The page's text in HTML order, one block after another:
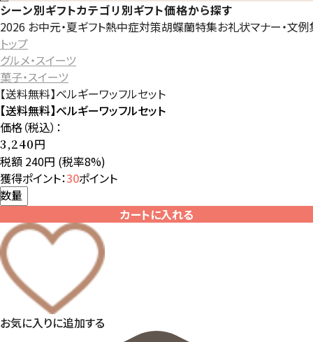
シーン別ギフトカテゴリ別ギフト価格から探す
2026 お中元・夏ギフト熱中症対策胡蝶蘭特集お礼状マナー・文
トップ
グルメ・スイーツ
菓子・スイーツ
【送料無料】ベルギーワッフルセット
【送料無料】ベルギーワッフルセット
価格（税込）：
3,240円
税額 240円 (税率8%)
獲得ポイント：30ポイント
数量
カートに入れる
お気に入りに追加する